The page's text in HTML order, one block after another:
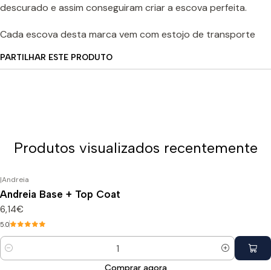
descurado e assim conseguiram criar a escova perfeita.
Cada escova desta marca vem com estojo de transporte
PARTILHAR ESTE PRODUTO
Produtos visualizados recentemente
|Andreia
Andreia Base + Top Coat
6,14€
5.0
Quantidade
Comprar agora